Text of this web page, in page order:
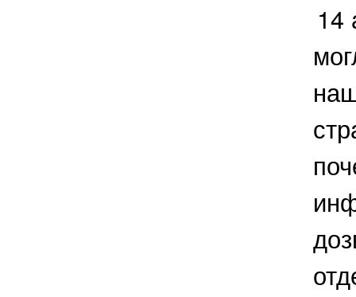
14